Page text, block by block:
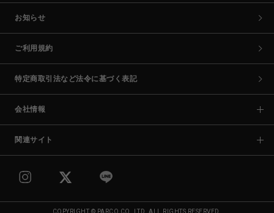
お知らせ
ご利用規約
特定商取引法など法令に基づく表記
会社情報
関連サイト
COPYRIGHT © PARCO CO.,LTD. ALL RIGHTS RESERVED.